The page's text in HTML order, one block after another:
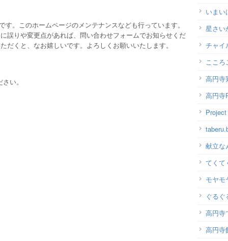
。このホームページのメンテナンスなども行っています。
誤りや変更点があれば、問い合わせフォームでお知らせくだ
だくと、なお嬉しいです。よろしくお願いいたします。
い。
いまい
星さい
チャイ
こころ
高円寺
高円寺
献立な
てくて
モヤモ
ぐる
高円寺
高円寺